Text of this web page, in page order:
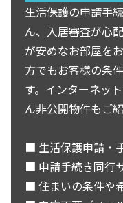
生活保護の申請手
ん、入居審査が心
が安めなお部屋を
方でもお客様の条
す。インターネッ
ん非公開物件もご
■ 生活保護申請・
■ 申請手続き同行
■ 住まいの条件や